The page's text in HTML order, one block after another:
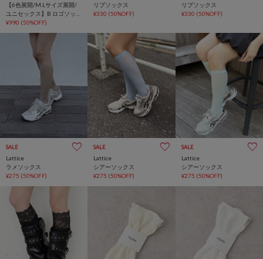
【6色展開/M.Lサイズ展開/
ユニセックス】B ロゴソック
ス
¥990 (50%OFF)
リブソックス
¥330 (50%OFF)
リブソックス
¥330 (50%OFF)
SALE
Lattice
ラメソックス
¥275 (50%OFF)
SALE
Lattice
シアーソックス
¥275 (50%OFF)
SALE
Lattice
シアーソックス
¥275 (50%OFF)